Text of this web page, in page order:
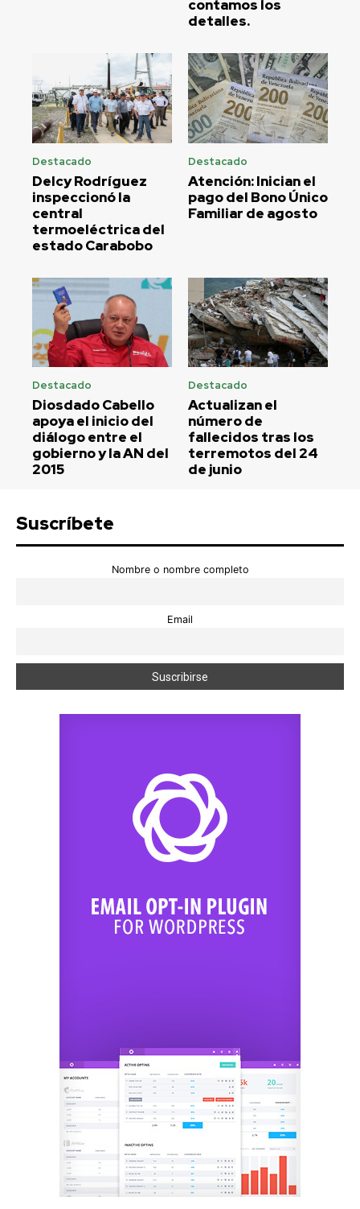
contamos los
detalles.
Destacado
Delcy Rodríguez
inspeccionó la
central
termoeléctrica del
estado Carabobo
Destacado
Atención: Inician el
pago del Bono Único
Familiar de agosto
Destacado
Diosdado Cabello
apoya el inicio del
diálogo entre el
gobierno y la AN del
2015
Destacado
Actualizan el
número de
fallecidos tras los
terremotos del 24
de junio
Suscríbete
Nombre o nombre completo
Email